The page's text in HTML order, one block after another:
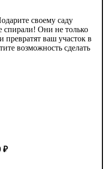
своему саду
спирали! Они не только
превратят ваш участок в
возможность сделать
₽